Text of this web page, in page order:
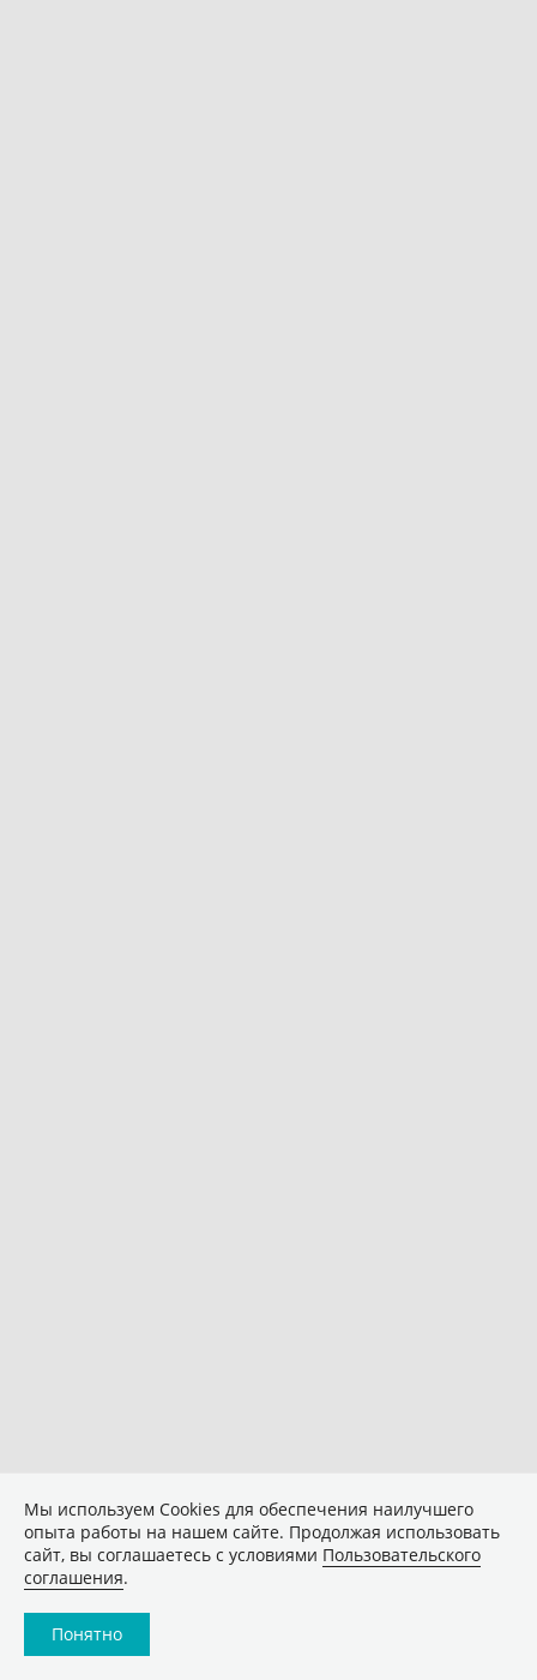
Мы используем Сookies для обеспечения наилучшего
опыта работы на нашем сайте. Продолжая использовать
сайт, вы соглашаетесь с условиями Пользовательского
соглашения.
Понятно